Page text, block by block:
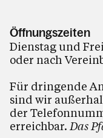
Öffnungszeiten
Dienstag und
oder nach
Für dringende
sind wir
der
erreichbar. Das